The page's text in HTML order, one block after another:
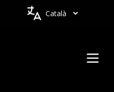
Idiomes